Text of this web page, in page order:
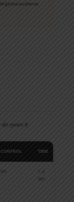
global audience
और नुकसान हैं:
CONTROL TIME
कम
1–3
साल